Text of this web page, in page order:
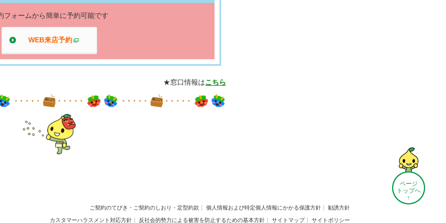
フォームから簡単に予約可能です
WEB来店予約
★窓口情報はこちら
ページ
トップへ
↑
ご契約のてびき・ご契約のしおり・定型約款 個人情報および特定個人情報にかかる保護方針 勧誘方針
カスタマーハラスメント対応方針 反社会的勢力による被害を防止するための基本方針 サイトマップ サイトポリシー